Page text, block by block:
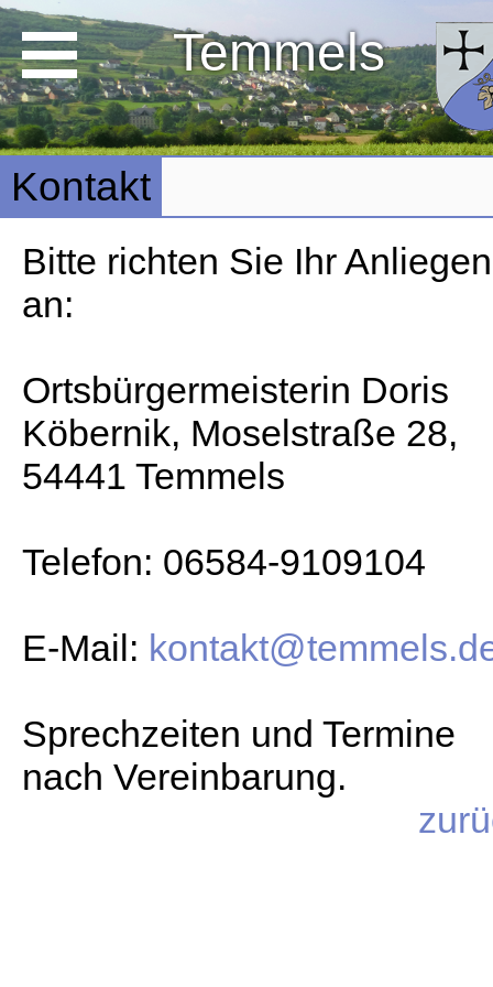
Temmels
Kontakt
Bitte richten Sie Ihr Anliegen
an:
Ortsbürgermeisterin Doris
Köbernik, Moselstraße 28,
54441 Temmels
Telefon: 06584-9109104
E-Mail:
Sprechzeiten und Termine
nach Vereinbarung.